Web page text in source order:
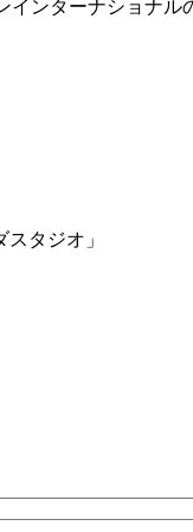
ンターナショナル
タジオ」